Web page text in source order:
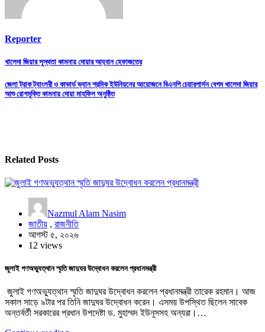
Reporter
Post
navigation
খালেদা জিয়ার সুস্থতা কামনায় দোয়ার আহ্বান হেফাজতের
জেলা ট্রাক ট্যাংলরী ও কাভার্ড ভ্যান শ্রমিক ইউনিয়নের আয়োজনে বিএনপি চেয়ারপার্সন বেগম খালেদা জিয়ার
আশু রোগমুক্তি কামনায় দোয়া মাহফিল অনুষ্ঠিত
Related Posts
Nazmul Alam Nasim
জাতীয় , রাজনীতি
আগস্ট ৫, ২০২৬
12 views
জুলাই গণঅভ্যুত্থান স্মৃতি জাদুঘর উদ্বোধন করলেন প্রধানমন্ত্রী
জুলাই গণঅভ্যুত্থান স্মৃতি জাদুঘর উদ্বোধন করলেন প্রধানমন্ত্রী তারেক রহমান। আজ
সকাল সাড়ে ৯টার পর তিনি জাদুঘর উদ্বোধন করেন। এসময় উপস্থিত ছিলেন সাবেক
অন্তর্বর্তী সরকারের প্রধান উপদেষ্টা ড. মুহাম্মদ ইউনূসসহ অন্যরা।…